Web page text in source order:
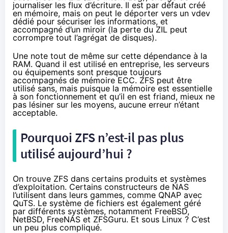
journaliser les flux d’écriture. Il est par défaut créé
en mémoire, mais on peut le déporter vers un vdev
dédié pour sécuriser les informations, et
accompagné d’un miroir (la perte du ZIL peut
corrompre tout l’agrégat de disques).
Une note tout de même sur cette dépendance à la
RAM. Quand il est utilisé en entreprise, les serveurs
ou équipements sont presque toujours
accompagnés de mémoire ECC. ZFS peut être
utilisé sans, mais puisque la mémoire est essentielle
à son fonctionnement et qu’il en est friand, mieux ne
pas lésiner sur les moyens, aucune erreur n’étant
acceptable.
Pourquoi ZFS n’est-il pas plus
utilisé aujourd’hui ?
On trouve ZFS dans certains produits et systèmes
d’exploitation. Certains constructeurs de NAS
l’utilisent dans leurs gammes, comme QNAP avec
QuTS. Le système de fichiers est également géré
par différents systèmes, notamment FreeBSD,
NetBSD, FreeNAS et ZFSGuru. Et sous Linux ? C’est
un peu plus compliqué.